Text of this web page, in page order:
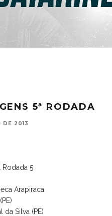
5ª RODADA
DE 2013
Rodada 5
Arapiraca
da Silva (PE)